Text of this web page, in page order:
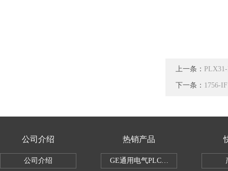
上一条：
下一条： 1756-
公司介绍
公司介绍
热销产品
GE通用电气PLC控制器